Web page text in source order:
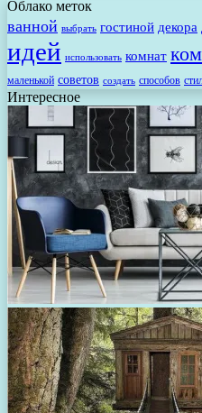
Облако меток
ванной выбрать гостиной декора
идей использовать комнат
маленькой советов создать способов
Интересное